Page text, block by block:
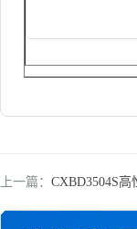
上一篇： CXBD3504S